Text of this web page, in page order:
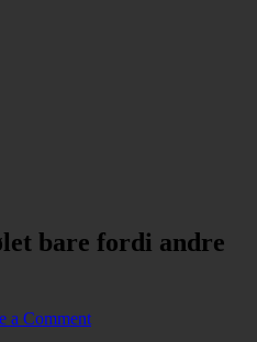
bare fordi andre
a Comment